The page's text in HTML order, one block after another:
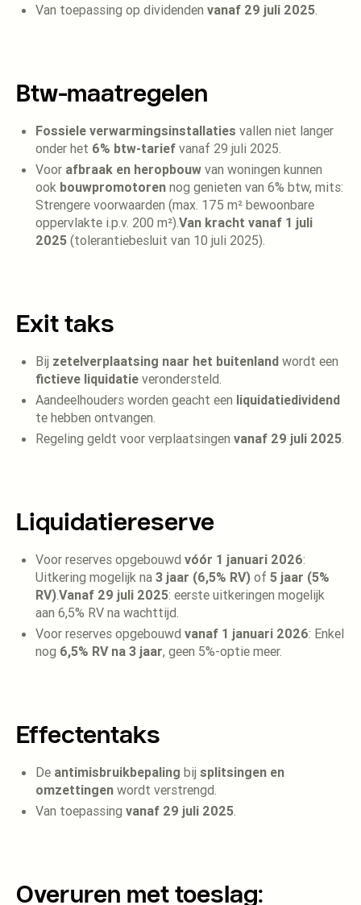
Van toepassing op dividenden vanaf 29 juli 2025
Btw-maatregelen
Fossiele verwarmingsinstallaties vallen niet langer
onder het 6% btw-tarief vanaf 29 juli 2025.
Voor afbraak en heropbouw van woningen kunnen
ook bouwpromotoren nog genieten van 6% btw, mits:
Strengere voorwaarden (max. 175 m² bewoonbare
oppervlakte i.p.v. 200 m²). Van kracht vanaf 1 juli
2025 (tolerantiebesluit van 10 juli 2025).
Exit taks
Bij zetelverplaatsing naar het buitenland wordt een
fictieve liquidatie verondersteld.
Aandeelhouders worden geacht een liquidatiedividend
te hebben ontvangen.
Regeling geldt voor verplaatsingen vanaf 29 juli 2025
Liquidatiereserve
Voor reserves opgebouwd vóór 1 januari 2026:
Uitkering mogelijk na 3 jaar (6,5% RV) of 5 jaar (5%
RV)Vanaf 29 juli 2025: eerste uitkeringen mogelijk
aan 6,5% RV na wachttijd.
Voor reserves opgebouwd vanaf 1 januari 2026: Enkel
nog 6,5% RV na 3 jaar, geen 5%-optie meer.
Effectentaks
De antimisbruikbepaling bij splitsingen en
omzettingen wordt verstrengd.
Van toepassing vanaf 29 juli 2025
Overuren met toeslag: